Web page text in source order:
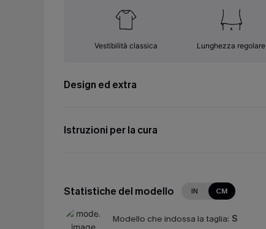
Vestibilità classica Lunghezza regolare
Design ed extra
Istruzioni per la cura
Statistiche del modello IN CM
Modello che indossa la taglia: S